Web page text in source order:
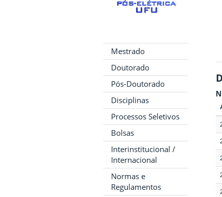
Mestrado
Doutorado
Pós-Doutorado
Disciplinas
Processos Seletivos
Bolsas
Interinstitucional /
Internacional
Normas e
Regulamentos